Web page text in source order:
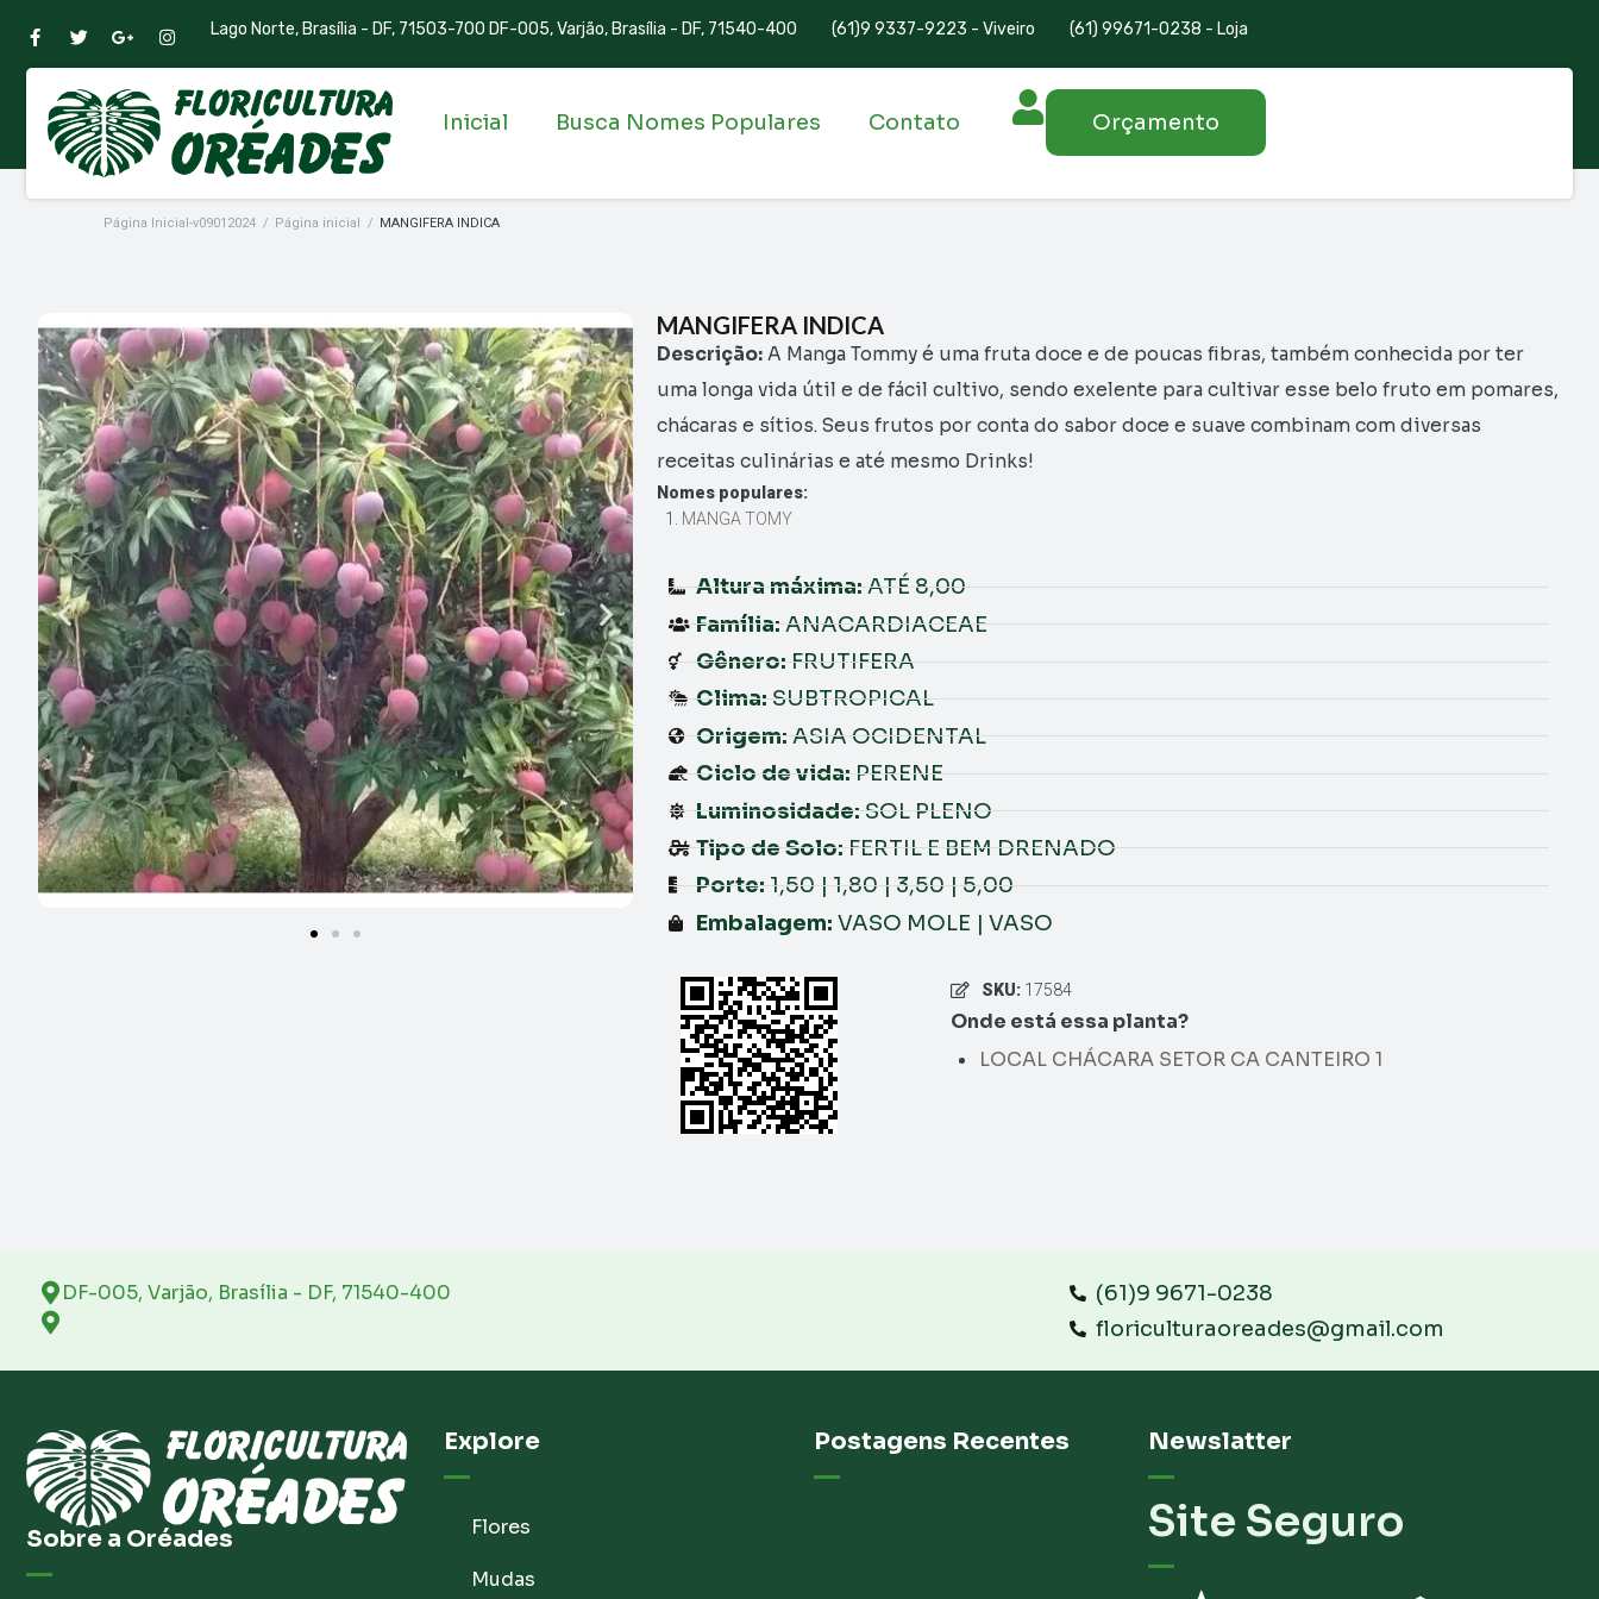
Lago Norte, Brasília - DF, 71503-700 DF-005, Varjão, Brasília - DF, 71540-400 (61)9 9337-9223 - Viveiro (61) 99671-0238 - Loja
Inicial Busca Nomes Populares Contato Orçamento
Página Inicial-v09012024 / Página inicial / MANGIFERA INDICA
MANGIFERA INDICA
Descrição: A Manga Tommy é uma fruta doce e de poucas fibras, também conhecida por ter
uma longa vida útil e de fácil cultivo, sendo exelente para cultivar esse belo fruto em pomares,
chácaras e sítios. Seus frutos por conta do sabor doce e suave combinam com diversas
receitas culinárias e até mesmo Drinks!
Nomes populares:
MANGA TOMY
Altura máxima: ATÉ 8,00
Família: ANACARDIACEAE
Gênero: FRUTIFERA
Clima: SUBTROPICAL
Origem: ASIA OCIDENTAL
Ciclo de vida: PERENE
Luminosidade: SOL PLENO
Tipo de Solo: FERTIL E BEM DRENADO
Porte: 1,50 | 1,80 | 3,50 | 5,00
Embalagem: VASO MOLE | VASO
SKU: 17584
Onde está essa planta?
LOCAL CHÁCARA SETOR CA CANTEIRO 1
DF-005, Varjão, Brasília - DF, 71540-400
(61)9 9671-0238
floriculturaoreades@gmail.com
Sobre a Oréades
Explore
Flores
Mudas
Postagens Recentes Newslatter
Site Seguro